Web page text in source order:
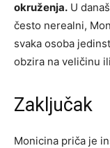
okruženja. U
često nerealni,
svaka osoba
obzira na veličinu
Zaključak
Monicina priča je